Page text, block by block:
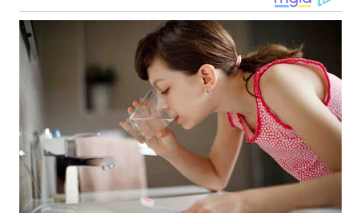
JATIM
WN
KALBAR
KALTENG